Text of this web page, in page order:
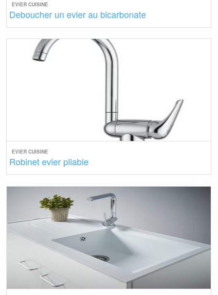
EVIER CUISINE
Deboucher un evier au bicarbonate
EVIER CUISINE
Robinet evier pliable